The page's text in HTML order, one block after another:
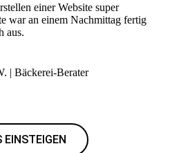
einer Website super
war an einem Nachmittag fertig
aus.
| Bäckerei-Berater
EINSTEIGEN